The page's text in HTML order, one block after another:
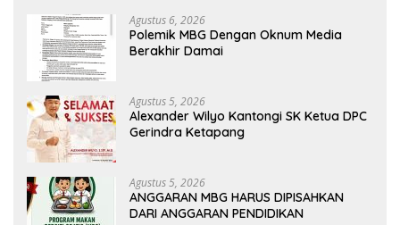
Agustus 6, 2026
Polemik MBG Dengan Oknum Media
Berakhir Damai
Agustus 5, 2026
Alexander Wilyo Kantongi SK Ketua DPC
Gerindra Ketapang
Agustus 5, 2026
ANGGARAN MBG HARUS DIPISAHKAN
DARI ANGGARAN PENDIDIKAN